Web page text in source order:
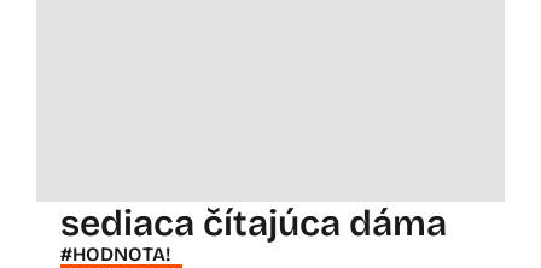
sediaca čítajúca dáma
#HODNOTA!